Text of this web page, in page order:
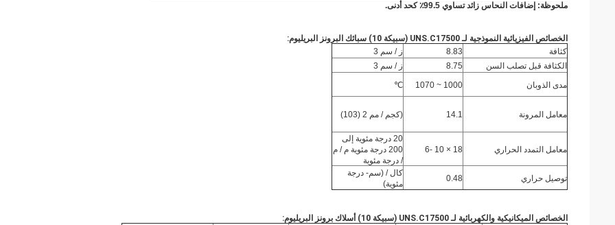
ملحوظة: إضافات النحاس زائد تساوي 99.5٪ كحد أدنى.
الخصائص الفيزيائية النموذجية لـUNS.C17500 (سبيكة 10) سبائك البرونز البريليوم
:
كثافة
8.83
ز / سم 3
الكثافة قبل تصلب السن
8.75
ز / سم 3
مدى الذوبان
1000 ~ 1070
℃
معامل المرونة 14.1 (كجم / مم 2 (103)
معامل التمدد الحراري 18 × 10 -6
20 درجة مئوية إلى
200 درجة مئوية م / م
/ درجة مئوية
توصيل حراري
0.48
كال / (سم- درجة
مئوية)
الخصائص الميكانيكية والكهربائية لـUNS.C17500 (سبيكة 10) أسلاك برونز البريليوم: